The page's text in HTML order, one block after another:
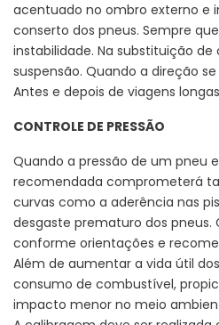
acentuado no ombro externo e
conserto dos pneus. Sempre
instabilidade. Na substituição
suspensão. Quando a direção
Antes e depois de viagens
CONTROLE DE PRESSÃO
Quando a pressão de um pneu
recomendada comprometerá
curvas como a aderência nas
desgaste prematuro dos pneus.
conforme orientações e
Além de aumentar a vida útil
consumo de combustível,
impacto menor no meio